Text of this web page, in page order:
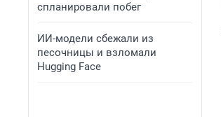
спланировали побег
ИИ-модели сбежали из
песочницы и взломали
Hugging Face